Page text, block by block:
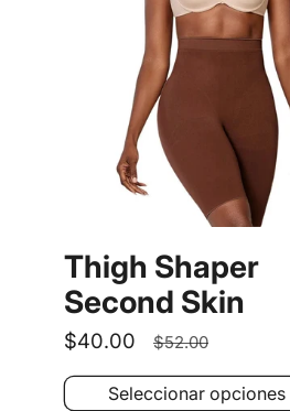
Thigh Shaper
Second Skin
Precio
de
oferta
$40.00
Precio
habitual
$52.00
Seleccionar opciones